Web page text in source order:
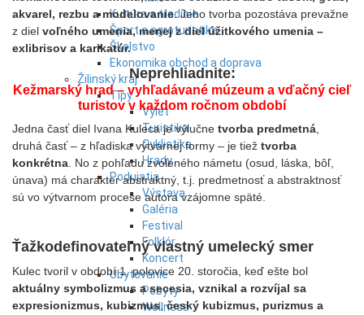
Kultúra a tradície
Šport a agroturistika
Školstvo
Ekonomika obchod a doprava
Žilinský kraj
Tipy
Výlet
Turistika
Cyklistika
Hrady
Podujatia
Výstava
Galéria
Festival
Folklór
Koncert
Ubytovanie
Pobyty
Wellness
akvarel, rezbu a modelovanie. Jeho tvorba pozostáva prevažne
z diel voľného umenia, menej z diel úžitkového umenia –
exlibrisov a karikatúr.
Neprehliadnite:
Kežmarský hrad – vyhľadávané múzeum a vďačný cieľ
turistov v každom ročnom období
Jedna časť diel Ivana Kuleca je výlučne tvorba predmetná,
druhá časť – z hľadiska výtvarnej formy – je tiež tvorba
konkrétna. No z pohľadu zvoleného námetu (osud, láska, bôľ,
únava) má charakter abstraktný, t.j. predmetnosť a abstraktnosť
sú vo výtvarnom procese autora vzájomne späté.
Ťažkodefinovateľný vlastný umelecký smer
Kulec tvoril v období 1. polovice 20. storočia, keď ešte bol
aktuálny symbolizmus a secesia, vznikal a rozvíjal sa
expresionizmus, kubizmus,český kubizmus, purizmus a